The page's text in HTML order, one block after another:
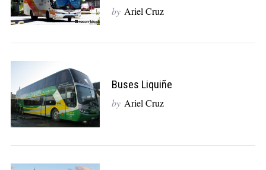
by Ariel Cruz
Buses Liquiñe
by Ariel Cruz